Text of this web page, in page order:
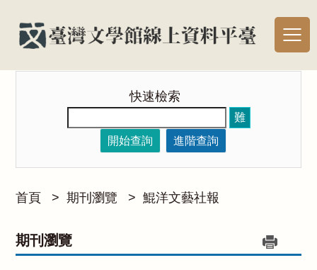
快速檢索
難
開始查詢
進階查詢
首頁 > 期刊瀏覽 > 鯤洋文藝社報
期刊瀏覽